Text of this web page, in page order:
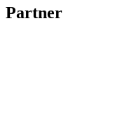
Partner